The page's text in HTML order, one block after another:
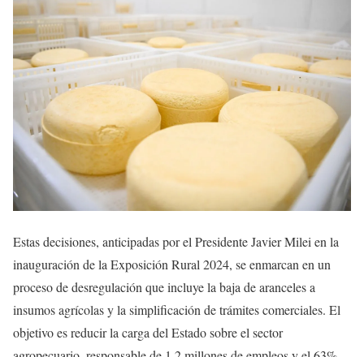
Estas decisiones, anticipadas por el Presidente Javier Milei en la
inauguración de la Exposición Rural 2024, se enmarcan en un
proceso de desregulación que incluye la baja de aranceles a
insumos agrícolas y la simplificación de trámites comerciales. El
objetivo es reducir la carga del Estado sobre el sector